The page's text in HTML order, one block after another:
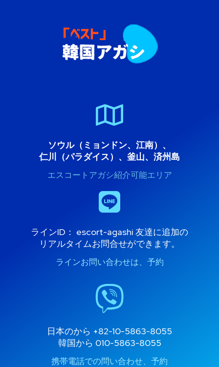
ソウル（ミョンドン、江南）、
仁川（パラダイス）、釜山、済州島
エスコートアガシ紹介可能エリア
ラインID： escort-agashi 友達に追加の
リアルタイムお問合せができます。
ラインお問い合わせは、予約
日本のから +82-10-5863-8055
韓国から 010-5863-8055
携帯電話での問い合わせ、予約